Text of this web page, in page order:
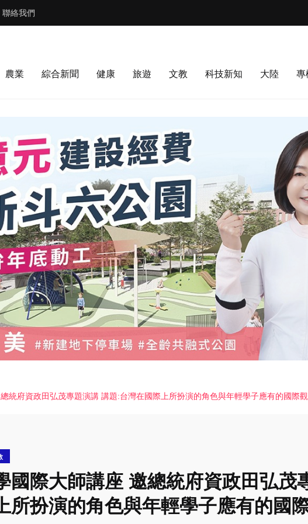
聯絡我們
農業 綜合新聞 健康 旅遊 文教 科技新知 大陸 專
統府資政田弘茂專題演講 講題:台灣在國際上所扮演的角色與年輕學子應有的國際觀
國際大師講座 邀總統府資政田弘茂
所扮演的角色與年輕學子應有的國